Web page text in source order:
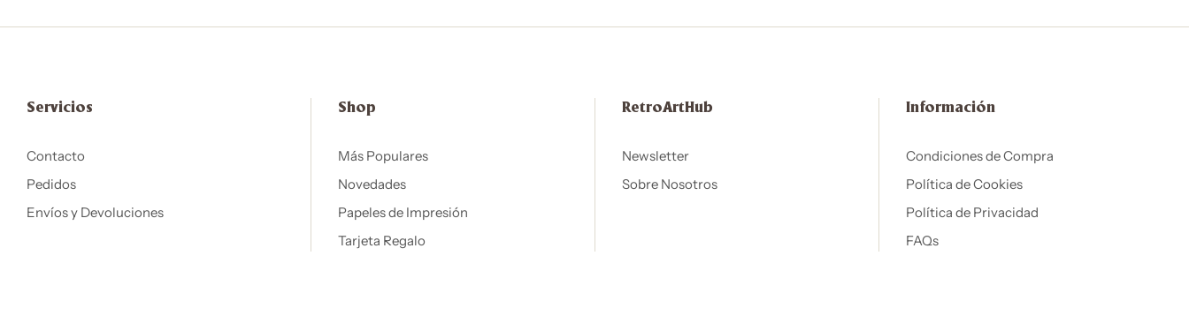
Servicios
Contacto
Pedidos
Envíos y Devoluciones
Shop
Más Populares
Novedades
Papeles de Impresión
Tarjeta Regalo
RetroArtHub
Newsletter
Sobre Nosotros
Información
Condiciones de Compra
Política de Cookies
Política de Privacidad
FAQs